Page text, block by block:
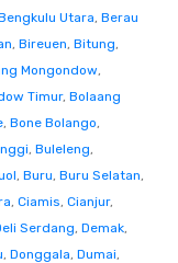
Utara, Berau
, Bireuen, Bitung,
Mongondow,
Timur, Bolaang
, Bone Bolango,
, Buleleng,
, Buru, Buru Selatan,
, Ciamis, Cianjur,
Serdang, Demak,
, Donggala, Dumai,